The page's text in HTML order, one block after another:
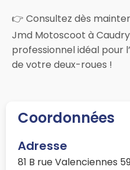
👉 Consultez dès
Jmd Motoscoot à
professionnel idéal pour
de votre deux-roues !
Coordonnées
Adresse
81 B rue Valenciennes